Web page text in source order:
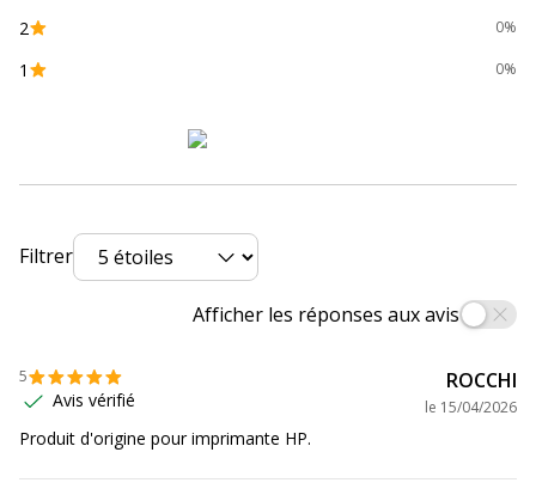
Marque
Divers
Compatibilité
détaillée du
HP Officejet 6950
6962 ¦ HP Officejet Pro 6960
6963
6964 6965 6970,
6971 ,6974,6975,6976, 6978,6979
Consommables
inclus
Informations sur les services
2 0%
1 0%
Filtrer
Afficher les réponses aux avis
5
Avis vérifié
ROCCHI
le 15/04/2026
Produit d'origine pour imprimante HP.